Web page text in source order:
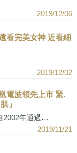
2019/12/06
看完美女神 近看細
2019/12/02
電波領先上市 緊.
」
2019/11/21
2002年通過…